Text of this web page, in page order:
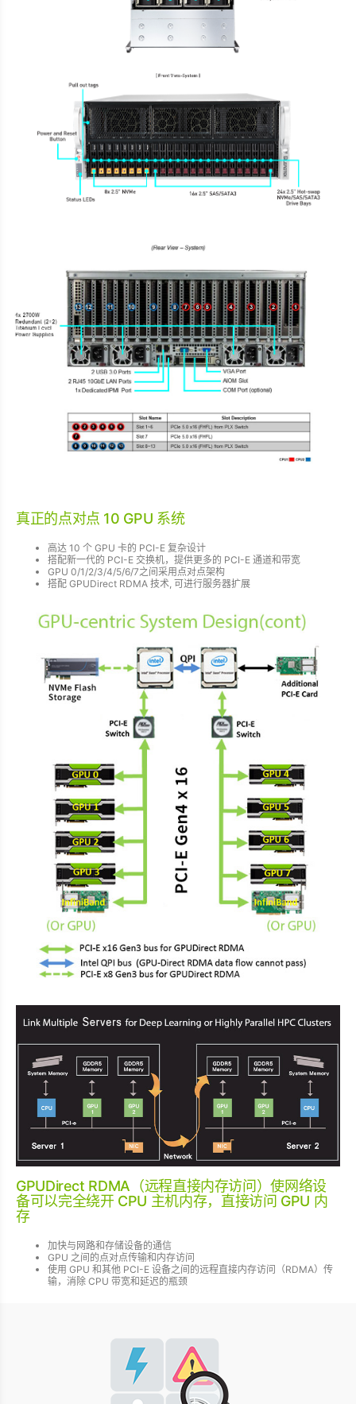
真正的点对点 10 GPU 系统
高达 10 个 GPU 卡的 PCI-E 复杂设计
搭配新一代的 PCI-E 交换机，提供更多的 PCI-E 通道和带宽
GPU 0/1/2/3/4/5/6/7之间采用点对点架构
搭配 GPUDirect RDMA 技术, 可进行服务器扩展
GPUDirect RDMA（远程直接内存访问）使网络设
备可以完全绕开 CPU 主机内存，直接访问 GPU 内
存
加快与网路和存储设备的通信
GPU 之间的点对点传输和内存访问
使用 GPU 和其他 PCI-E 设备之间的远程直接内存访问（RDMA）传
输，消除 CPU 带宽和延迟的瓶颈